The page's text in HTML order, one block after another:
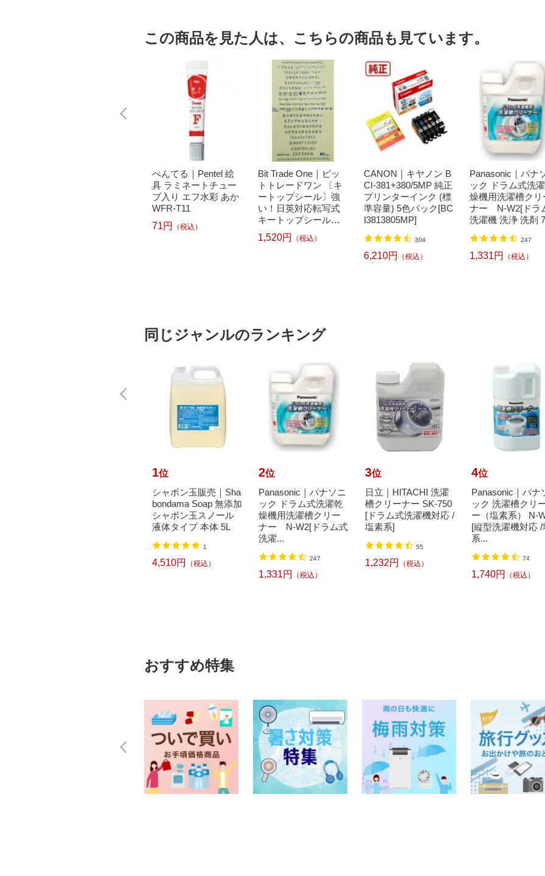
この商品を見た人は、こちらの商品も見ています。
ぺんてる｜Pentel 絵
具 ラミネートチュー
ブ入り エフ水彩 あか
WFR-T11
71円
（税込）
Bit Trade One｜ビッ
トトレードワン 〔キ
ートップシール〕強
い！日英対応転写式
キートップシールセ
ット ブルー DYKTSB
L
1,520円 （税込）
CANON｜キヤノン B
CI-381+380/5MP 純正
プリンターインク (標
準容量) 5色パック[BC
I3813805MP]
304
6,210円 （税込）
Panasonic｜パナ
ック ドラム式洗
燥機用洗濯槽クリ
ナー N-W2[ドラ
洗濯機 洗浄 洗剤
247
1,331円 （税込）
同じジャンルのランキング
1位
シャボン玉販売｜Sha
bondama Soap 無添加
シャボン玉スノール
液体タイプ 本体 5L
1
4,510円 （税込）
2位
Panasonic｜パナソニ
ック ドラム式洗濯乾
燥機用洗濯槽クリー
ナー N-W2[ドラム式
洗濯...
247
1,331円 （税込）
3位
日立｜HITACHI 洗濯
槽クリーナー SK-750
[ドラム式洗濯機対応 /
塩素系]
55
1,232円 （税込）
4位
Panasonic｜パナ
ック 洗濯槽クリ
ー（塩素系） N-
[縦型洗濯機対応 /
系...
74
1,740円 （税込）
おすすめ特集